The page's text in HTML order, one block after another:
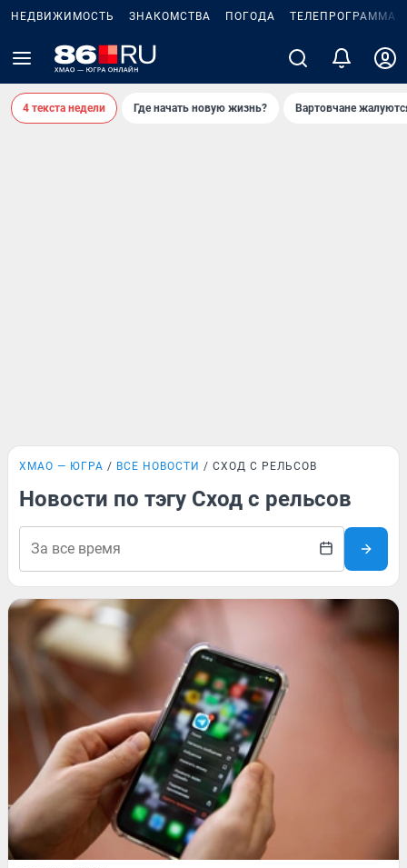
НЕДВИЖИМОСТЬ ЗНАКОМСТВА ПОГОДА ТЕЛЕПРОГРАММА
4 текста недели Где начать новую жизнь? Вартовчане
ХМАО — ЮГРА ВСЕ НОВОСТИ СХОД С РЕЛЬСОВ
Новости по тэгу Сход с рельсов